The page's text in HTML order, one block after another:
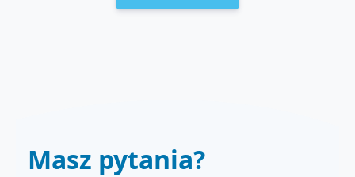
Masz pytania?